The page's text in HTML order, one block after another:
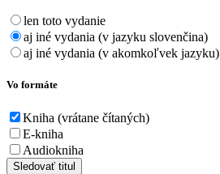
len toto vydanie
aj iné vydania (v jazyku slovenčina)
aj iné vydania (v akomkoľvek jazyku)
Vo formáte
Kniha (vrátane čítaných)
E-kniha
Audiokniha
Sledovať titul